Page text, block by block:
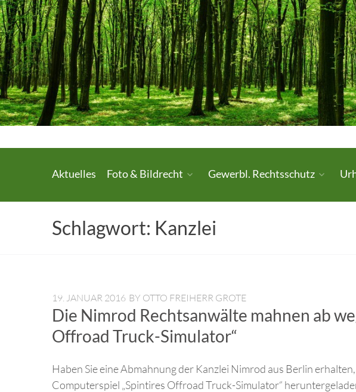
Skip
to
content
Urheberrecht.
Medienrecht.
gewerbl.
Rechtsschutz.
Aktuelles Foto & Bildrecht Gewerbl. Rechtsschutz
Schlagwort: Kanzlei
19. JANUAR 2016 BY OTTO FREIHERR GROTE
Die Nimrod Rechtsanwälte mahnen ab
Offroad Truck-Simulator“
Haben Sie eine Abmahnung der Kanzlei Nimrod aus Berlin
Computerspiel „Spintires Offroad Truck-Simulator“